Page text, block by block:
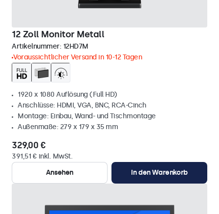
12 Zoll Monitor Metall
Artikelnummer: 12HD7M
Voraussichtlicher Versand in 10-12 Tagen
1920 x 1080 Auflösung (Full HD)
Anschlüsse: HDMI, VGA, BNC, RCA-Cinch
Montage: Einbau, Wand- und Tischmontage
Außenmaße: 279 x 179 x 35 mm
329,00 €
391,51 € inkl. MwSt.
Ansehen
In den Warenkorb